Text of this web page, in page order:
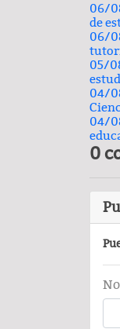
06/
de
06/
05/
04/
04/
0